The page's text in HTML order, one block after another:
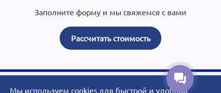
Заполните форму и мы свяжемся с вами
Рассчитать стоимость
Мы используем cookies для быстрой и удобной